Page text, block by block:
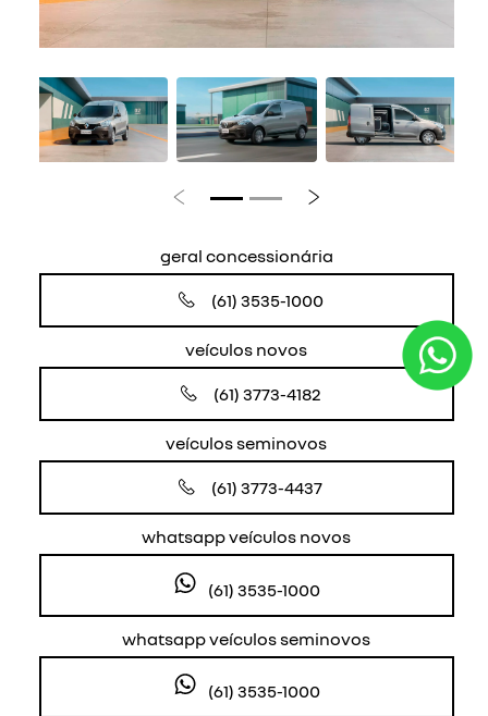
Anterior Próximo
geral concessionária
(61) 3535-1000
veículos novos
(61) 3773-4182
veículos seminovos
(61) 3773-4437
whatsapp veículos novos
(61) 3535-1000
whatsapp veículos seminovos
(61) 3535-1000